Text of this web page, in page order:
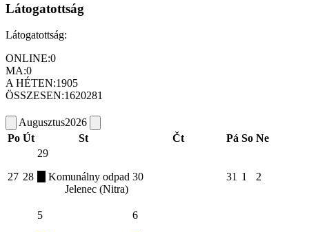
Látogatottság
Látogatottság:
ONLINE:0
MA:0
A HÉTEN:1905
ÖSSZESEN:1620281
Augusztus2026
Po Út St Čt Pá So Ne
27 28
29
Komunálny odpad
Jelenec (Nitra)
30 31 1 2
5
6